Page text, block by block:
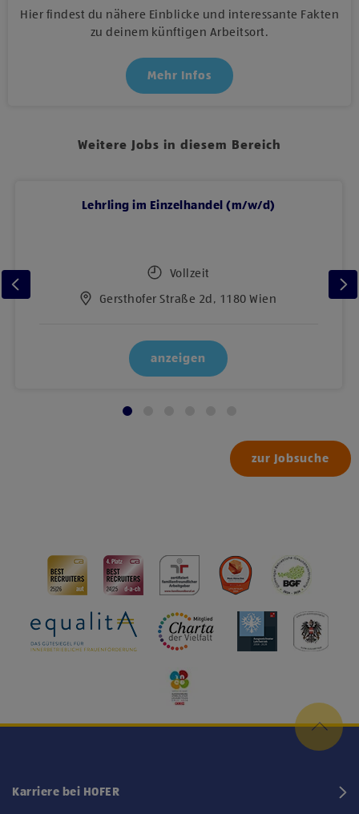
Hier findest du nähere Einblicke und interessante Fakten
zu deinem künftigen Arbeitsort.
Mehr Infos
Weitere Jobs in diesem Bereich
Lehrling im Einzelhandel (m/w/d)
Vollzeit
Gersthofer Straße 2d, 1180 Wien
anzeigen
zur Jobsuche
Karriere bei HOFER